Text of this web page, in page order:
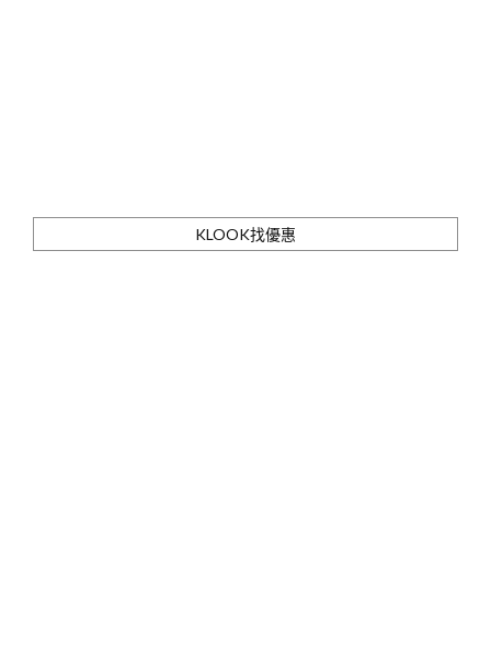
KLOOK找優惠